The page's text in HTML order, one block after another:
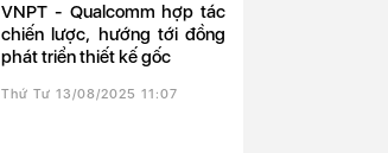
VNPT - Qualcomm hợp tác
chiến lược, hướng tới đồng
phát triển thiết kế gốc
Thứ Tư 13/08/2025 11:07